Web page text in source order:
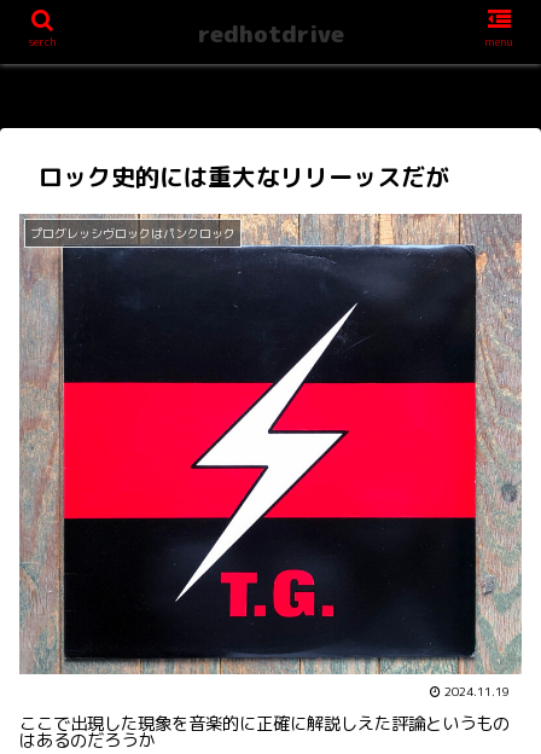
ロック史的には重大なリリーッスだが
プログレッシヴロックはパンクロック
2024.11.19
ここで出現した現象を音楽的に正確に解説しえた評論というもの
はあるのだろうか
serch redhotdrive menu